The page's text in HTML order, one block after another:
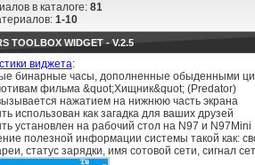
в каталоге: 81
: 1-10
TOOLBOX WIDGET - V.2.5
виджета:
бинарные часы, дополненные обыденными
фильма &quot;Хищник&quot; (Predator)
нажатием на нижнюю часть экрана
использован как загадка для ваших друзей
установлен на рабочий стол на N97 и N97Mini
полезной информации системы такой как:
статус зарядки, имя сотовой сети, сигнал